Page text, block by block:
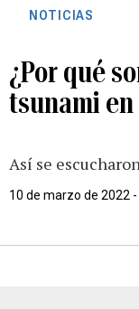
NOTICIAS
¿Por qué
tsunami en
Así se
10 de marzo de 2022